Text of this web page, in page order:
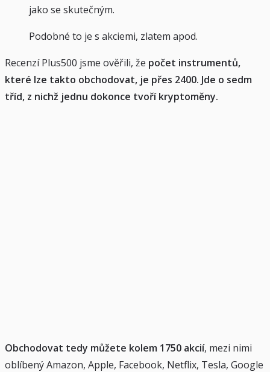
jako se skutečným.
Podobné to je s akciemi, zlatem apod.
Recenzí Plus500 jsme ověřili, že počet instrumentů,
které lze takto obchodovat, je přes 2400. Jde o sedm
tříd, z nichž jednu dokonce tvoří kryptoměny.
Obchodovat tedy můžete kolem 1750 akcií, mezi nimi
oblíbený Amazon, Apple, Facebook, Netflix, Tesla, Google